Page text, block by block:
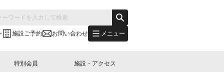
施設ご予約 お問い合わせ メニュー
特別会員 施設・アクセス